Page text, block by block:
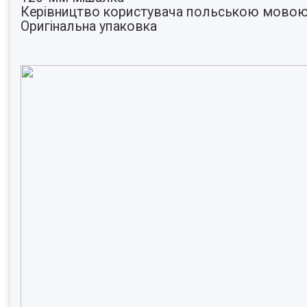
Керівництво користувача польською
Оригінальна упаковка